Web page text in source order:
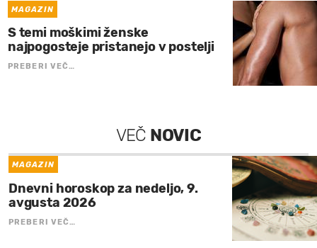
MAGAZIN
S temi moškimi ženske
najpogosteje pristanejo v postelji
PREBERI VEČ…
VEČ NOVIC
MAGAZIN
Dnevni horoskop za nedeljo, 9.
avgusta 2026
PREBERI VEČ…